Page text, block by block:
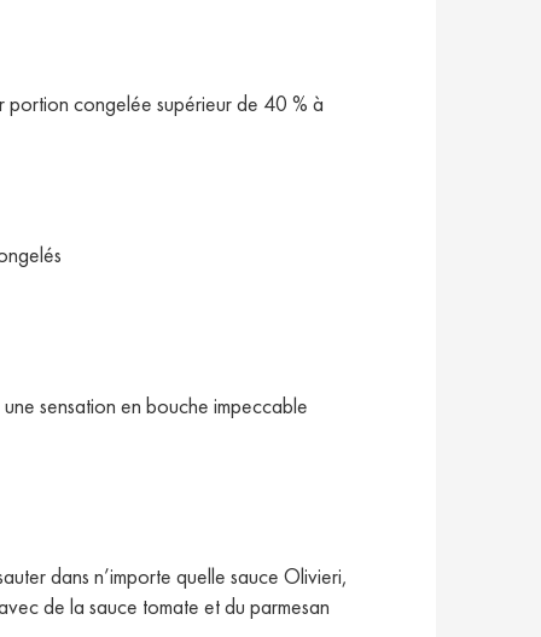
portion congelée supérieur de 40 % à
sensation en bouche impeccable
dans n’importe quelle sauce Olivieri,
de la sauce tomate et du parmesan